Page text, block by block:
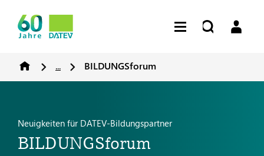
... BILDUNGSforum
Neuigkeiten für DATEV-Bildungspartner
BILDUNGSforum